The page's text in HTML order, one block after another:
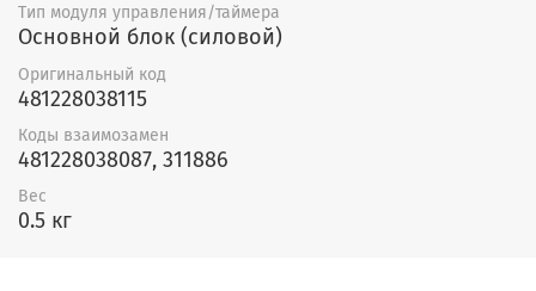
Тип модуля управления/таймера
Основной блок (силовой)
Оригинальный код
481228038115
Коды взаимозамен
481228038087, 311886
Вес
0.5 кг